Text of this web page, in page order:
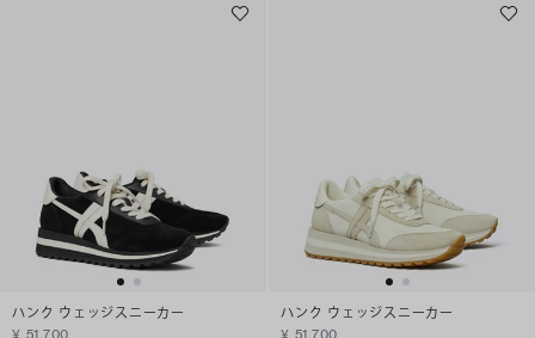
ハンク ウェッジスニーカー
¥ 51,700
ハンク ウェッジスニーカー
¥ 51,700